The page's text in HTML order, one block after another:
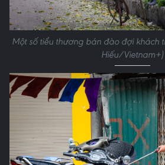
Một số tiểu thương bán đào đợi khách
Hiếu/Vietnam+)